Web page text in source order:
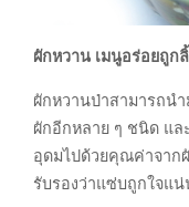
ผักหวาน เมนูอร่อยถูก
ผักหวานป่าสามารถน
ผักอีกหลาย ๆ ชนิด แล
อุดมไปด้วยคุณค่าจาก
รับรองว่าแซ่บถูกใจแ